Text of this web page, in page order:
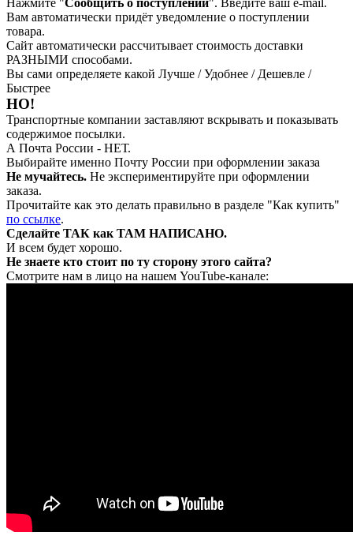
Вам автоматически придёт уведомление о поступлении
товара.
Сайт автоматически рассчитывает стоимость доставки
РАЗНЫМИ способами.
Вы сами определяете какой Лучше / Удобнее / Дешевле /
Быстрее
НО!
Транспортные компании заставляют вскрывать и показывать
содержимое посылки.
А Почта России - НЕТ.
Выбирайте именно Почту России при оформлении заказа
Не мучайтесь. Не экспериментируйте при оформлении
заказа.
Прочитайте как это делать правильно в разделе "Как купить"
по ссылке.
Сделайте ТАК как ТАМ НАПИСАНО.
И всем будет хорошо.
Не знаете кто стоит по ту сторону этого сайта?
Смотрите нам в лицо на нашем YouTube-канале: